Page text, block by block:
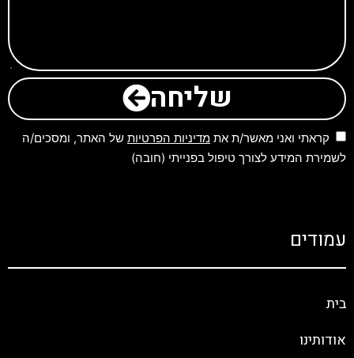
שליחה
קראתי ואני מאשר/ת את מדיניות הפרטיות של האתר, ומסכים/ה
לשמירת המידע לצורך טיפול בפנייתי (חובה)
עמודים
בית
אודותינו